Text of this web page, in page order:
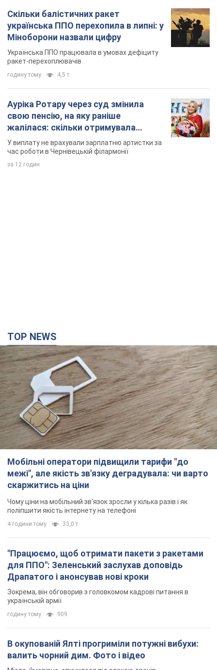
Скільки балістичних ракет
українська ППО перехопила в липні: у
Міноборони назвали цифру
Українська ППО працювала в умовах дефіциту
ракет-перехоплювачів
годину тому 4,5 т.
Ауріка Ротару через суд змінила
свою пенсію, на яку раніше
жалілася: скільки отримувала
співачка
У виплату не врахували зарплатню артистки за
час роботи в Чернівецькій філармонії
за 12 годин
TOP NEWS
Мобільні оператори підвищили тарифи "до
межі", але якість зв'язку деградувала: чи варто
скаржитись на ціни
Чому ціни на мобільний зв'язок зросли у кілька разів і як
поліпшити якість інтернету на телефоні
4 години тому 33,0 т.
"Працюємо, щоб отримати пакети з ракетами
для ППО": Зеленський заслухав доповідь
Драпатого і анонсував нові кроки
Зокрема, він обговорив з головкомом кадрові питання в
українській армії
годину тому 909
В окупованій Ялті прогриміли потужні вибухи:
валить чорний дим. Фото і відео